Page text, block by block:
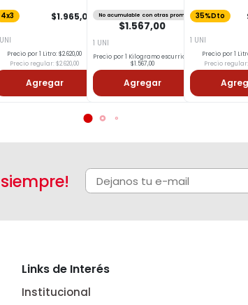
4x3 $1.965,00
Precio por 1 Litro: $2.620,00
Precio regular: $2.620,00
Agregar
No acumulable con otras promos
$1.567,00
1 UNI
Precio por 1 Kilogramo escurrido:
$1.567,00
Agregar
35%Dto
1 UNI
Precio por 1
Precio regular:
Links de Interés
Institucional